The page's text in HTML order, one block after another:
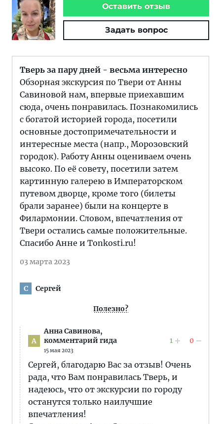
Оставить отзыв
Задать вопрос
Тверь за пару дней - весьма интересно
Обзорная экскурсия по Твери от Анны
Савиновой нам, впервые приехавшим
сюда, очень понравилась. Познакомились
с богатой историей города, посетили
основные достопримечательности и
интересные места (напр., Морозовский
городок). Работу Анны оцениваем очень
высоко. По её совету, посетили затем
картинную галерею в Императорском
путевом дворце, кроме того (билеты
брали заранее) были на концерте в
Филармонии. Словом, впечатления от
Твери остались самые положительные.
Спасибо Анне и Tonkosti.ru!
03 марта 2023
С Сергей
Полезно?
A
Aнна Савинова,
комментарий гида
15 мая 2023
1 0
Сергей, благодарю Вас за отзыв! Очень
рада, что Вам понравилась Тверь, и
надеюсь, что от экскурсии по городу
останутся только наилучшие
впечатления!